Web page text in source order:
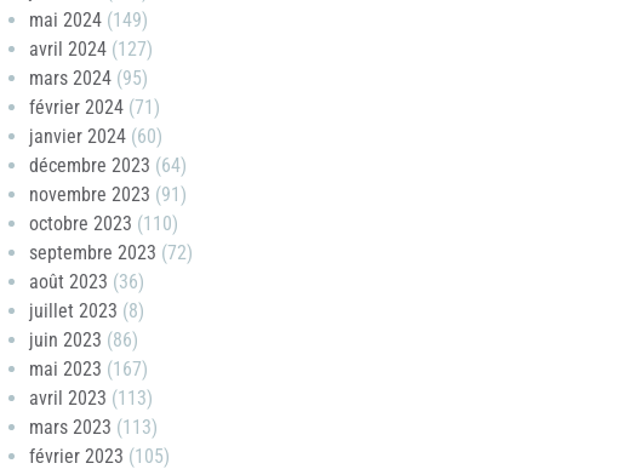
mai 2024(149)
avril 2024(127)
mars 2024(95)
février 2024(71)
janvier 2024(60)
décembre 2023 (64)
novembre 2023 (91)
octobre 2023 (110)
septembre 2023 (72)
août 2023 (36)
juillet 2023 (8)
juin 2023 (86)
mai 2023 (167)
avril 2023 (113)
mars 2023 (113)
février 2023 (105)